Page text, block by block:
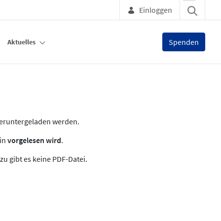
Einloggen
Aktuelles Spenden
werden.
vorgelesen wird.
gibt es keine PDF-Datei.